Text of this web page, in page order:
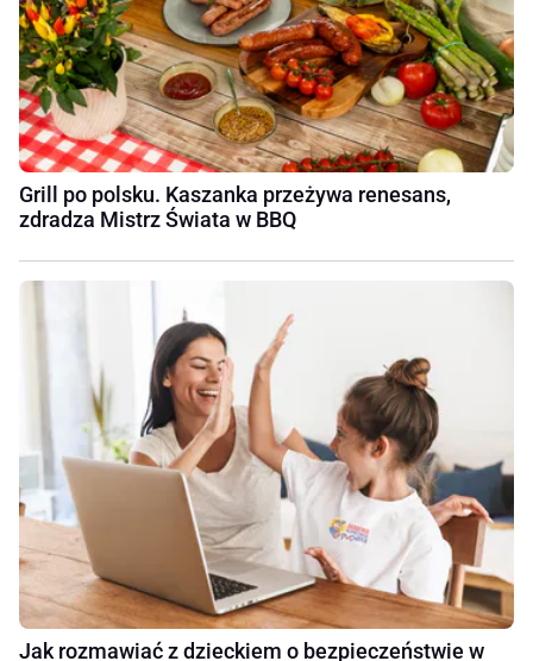
Grill po polsku. Kaszanka przeżywa renesans,
zdradza Mistrz Świata w BBQ
Jak rozmawiać z dzieckiem o bezpieczeństwie w